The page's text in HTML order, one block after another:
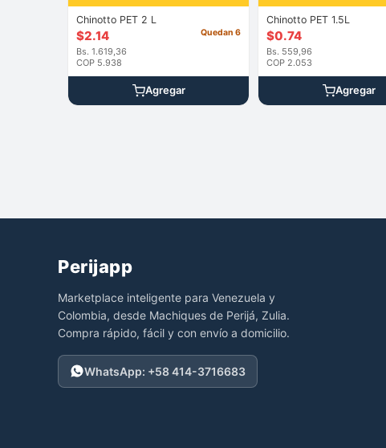
Chinotto PET 2 L
$2.14
Bs. 1.619,36
COP 5.938
Quedan 6
Agregar
Chinotto PET 1.5L
$0.74
Bs. 559,96
COP 2.053
Agregar
Perijapp
Marketplace inteligente para Venezuela y
Colombia, desde Machiques de Perijá, Zulia.
Compra rápido, fácil y con envío a domicilio.
WhatsApp: +58 414-3716683